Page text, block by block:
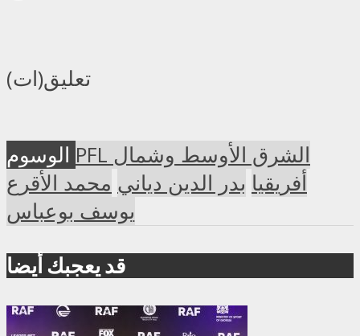
تعليق(ات)
PFL الشرق الأوسط وشمال
أفريقيا بدر الدين دياني محمد الأقرع
يوسف بوعباس
قد يعجبك أيضا